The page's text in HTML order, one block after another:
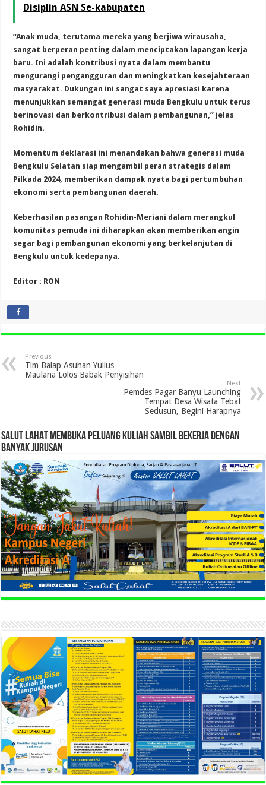
Disiplin ASN Se-kabupaten
“Anak muda, terutama mereka yang berjiwa wirausaha,
sangat berperan penting dalam menciptakan lapangan kerja
baru. Ini adalah kontribusi nyata dalam membantu
mengurangi pengangguran dan meningkatkan kesejahteraan
masyarakat. Dukungan ini sangat saya apresiasi karena
menunjukkan semangat generasi muda Bengkulu untuk terus
berinovasi dan berkontribusi dalam pembangunan,” jelas
Rohidin.
Momentum deklarasi ini menandakan bahwa generasi muda
Bengkulu Selatan siap mengambil peran strategis dalam
Pilkada 2024, memberikan dampak nyata bagi pertumbuhan
ekonomi serta pembangunan daerah.
Keberhasilan pasangan Rohidin-Meriani dalam merangkul
komunitas pemuda ini diharapkan akan memberikan angin
segar bagi pembangunan ekonomi yang berkelanjutan di
Bengkulu untuk kedepanya.
Editor : RON
Previous
Tim Balap Asuhan Yulius
Maulana Lolos Babak Penyisihan
Next
Pemdes Pagar Banyu Launching
Tempat Desa Wisata Tebat
Sedusun, Begini Harapnya
SALUT LAHAT MEMBUKA PELUANG KULIAH SAMBIL BEKERJA DENGAN
BANYAK JURUSAN